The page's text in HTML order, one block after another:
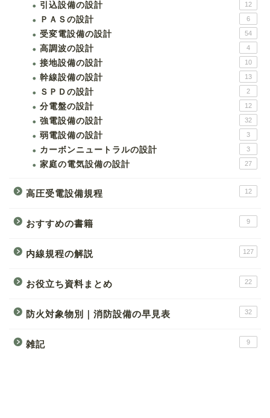
引込設備の設計 12
ＰＡＳの設計 6
受変電設備の設計 54
高調波の設計 4
接地設備の設計 10
幹線設備の設計 13
ＳＰＤの設計 2
分電盤の設計 12
強電設備の設計 32
弱電設備の設計 3
カーボンニュートラルの設計 3
家庭の電気設備の設計 27
高圧受電設備規程 12
おすすめの書籍 9
内線規程の解説 127
お役立ち資料まとめ 22
防火対象物別｜消防設備の早見表 32
雑記 9